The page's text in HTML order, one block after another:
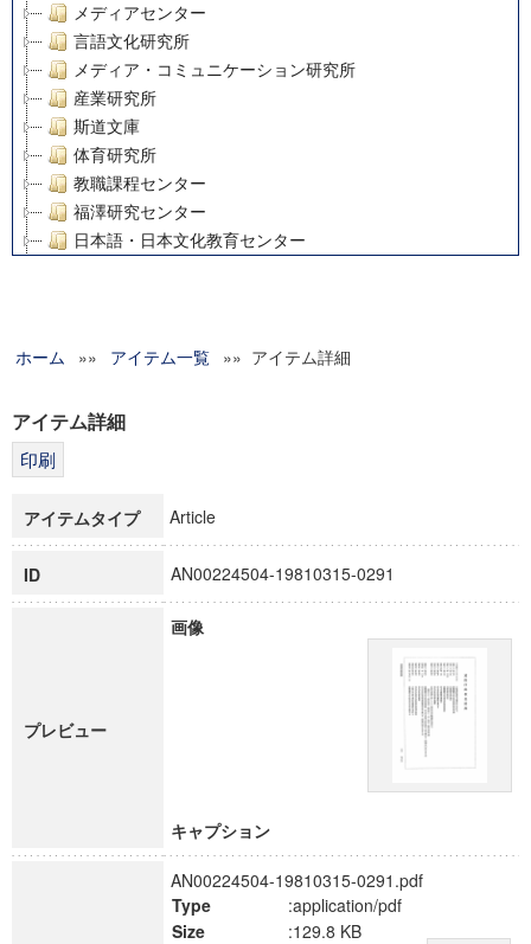
メディアセンター
言語文化研究所
メディア・コミュニケーション研究所
産業研究所
斯道文庫
体育研究所
教職課程センター
福澤研究センター
日本語・日本文化教育センター
グローバルリサーチインスティテュート
科学研究費補助金研究成果報告書
博士課程教育リーディングプログラム「超成熟社会発展のサ
ホーム »» アイテム一覧 »» アイテム詳細
アイテム詳細
アイテムタイプ Article
ID AN00224504-19810315-0291
プレビュー
画像
キャプション
AN00224504-19810315-0291.pdf
Type
:application/pdf
Size
:129.8 KB